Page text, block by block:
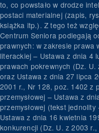
to, co powstało w drodze
postaci materialnej (zapis,
książka itp.). Z tego też
Centrum Seniora podlegają
prawnych: w zakresie prawa
literackiej – Ustawa z dnia 4
prawach pokrewnych (Dz.
oraz Ustawa z dnia 27 lipca
2001 r., Nr 128, poz. 1402 z
przemysłowej – Ustawa z
przemysłowej (tekst
Ustawa z dnia 16 kwietnia
konkurencji (Dz. U. z 2003